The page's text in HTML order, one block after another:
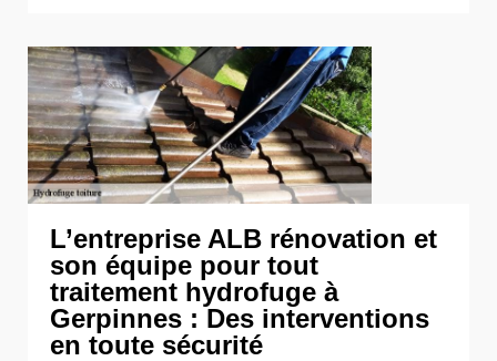
L’entreprise ALB rénovation et
son équipe pour tout
traitement hydrofuge à
Gerpinnes : Des interventions
en toute sécurité